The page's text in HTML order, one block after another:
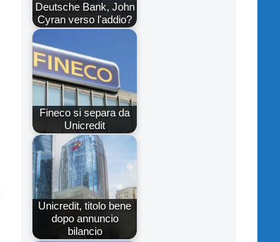
Deutsche Bank, John
Cyran verso l'addio?
Fineco si separa da
Unicredit
Unicredit, titolo bene
dopo annuncio
bilancio